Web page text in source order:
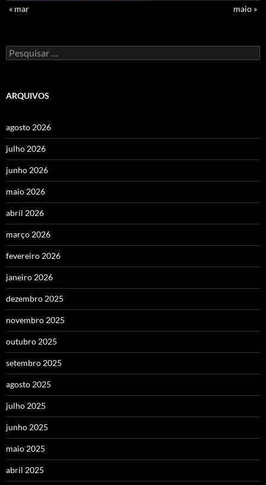
« mar
maio »
Pesquisar
por:
ARQUIVOS
agosto 2026
julho 2026
junho 2026
maio 2026
abril 2026
março 2026
fevereiro 2026
janeiro 2026
dezembro 2025
novembro 2025
outubro 2025
setembro 2025
agosto 2025
julho 2025
junho 2025
maio 2025
abril 2025